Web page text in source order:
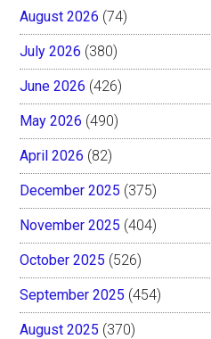
August 2026 (74)
July 2026 (380)
June 2026 (426)
May 2026 (490)
April 2026 (82)
December 2025 (375)
November 2025 (404)
October 2025 (526)
September 2025 (454)
August 2025 (370)